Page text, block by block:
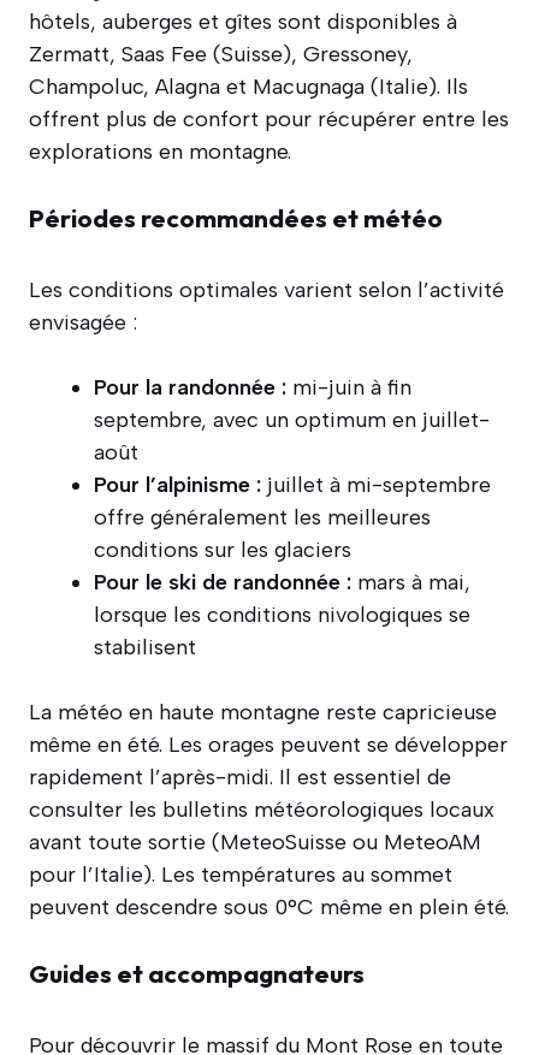
hôtels, auberges et gîtes sont disponibles à
Zermatt, Saas Fee (Suisse), Gressoney,
Champoluc, Alagna et Macugnaga (Italie). Ils
offrent plus de confort pour récupérer entre les
explorations en montagne.
Périodes recommandées et météo
Les conditions optimales varient selon l’activité
envisagée :
Pour la randonnée : mi-juin à fin
septembre, avec un optimum en juillet-
août
Pour l’alpinisme : juillet à mi-septembre
offre généralement les meilleures
conditions sur les glaciers
Pour le ski de randonnée : mars à mai,
lorsque les conditions nivologiques se
stabilisent
La météo en haute montagne reste capricieuse
même en été. Les orages peuvent se développer
rapidement l’après-midi. Il est essentiel de
consulter les bulletins météorologiques locaux
avant toute sortie (MeteoSuisse ou MeteoAM
pour l’Italie). Les températures au sommet
peuvent descendre sous 0°C même en plein été.
Guides et accompagnateurs
Pour découvrir le massif du Mont Rose en toute